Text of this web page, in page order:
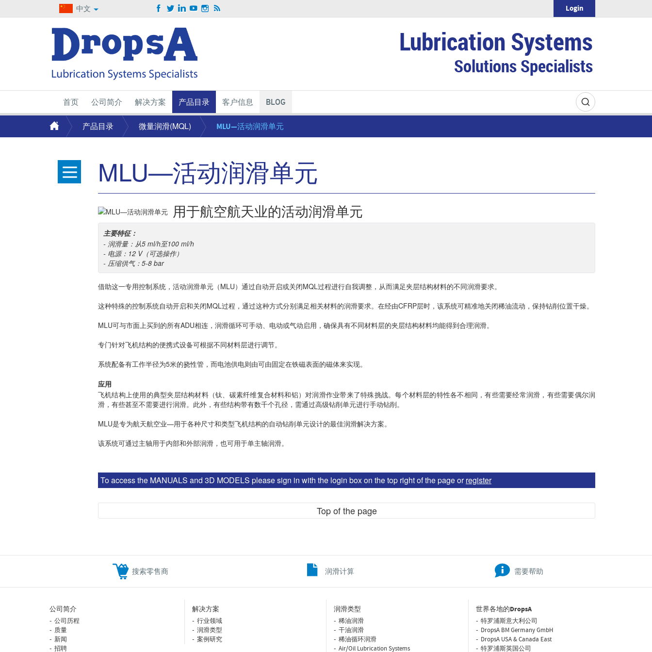
Lubrication Systems
Solutions Specialists
中文 Login
首页 公司简介 解决方案 产品目录 客户信息 BLOG
产品目录 微量润滑(MQL) MLU—活动润滑单元
MLU—活动润滑单元
用于航空航天业的活动润滑单元
主要特征：
- 润滑量：从5 ml/h至100 ml/h
- 电源：12 V（可选操作）
- 压缩供气：5-8 bar
借助这一专用控制系统，活动润滑单元（MLU）通过自动开启或关闭MQL过程进行自我调整，从而满足夹层结构材料的不同润滑要求。
这种特殊的控制系统自动开启和关闭MQL过程，通过这种方式分别满足相关材料的润滑要求。在经由CFRP层时，该系统可精准地关闭稀油流动，保持钻削位置干燥。
MLU可与市面上买到的所有ADU相连，润滑循环可手动、电动或气动启用，确保具有不同材料层的夹层结构材料均能得到合理润滑。
专门针对飞机结构的便携式设备可根据不同材料层进行调节。
系统配备有工作半径为5米的挠性管，而电池供电则由可由固定在铁磁表面的磁体来实现。
应用
飞机结构上使用的典型夹层结构材料（钛、碳素纤维复合材料和铝）对润滑作业带来了特殊挑战。每个材料层的特性各不相同，有些需要经常润滑，有些需要偶尔润
滑，有些甚至不需要进行润滑。此外，有些结构带有数千个孔径，需通过高级钻削单元进行手动钻削。
MLU是专为航天航空业—用于各种尺寸和类型飞机结构的自动钻削单元设计的最佳润滑解决方案。
该系统可通过主轴用于内部和外部润滑，也可用于单主轴润滑。
To access the MANUALS and 3D MODELS please sign in with the login box on the top right of the page orregister
Top of the page
搜索零售商 润滑计算 需要帮助
公司简介
公司历程
质量
新闻
招聘
解决方案
行业领域
润滑类型
案例研究
润滑类型
稀油润滑
干油润滑
稀油循环润滑
Air/Oil Lubrication Systems
世界各地的DropsA
特罗浦斯意大利公司
DropsA BM Germany GmbH
DropsA USA & Canada East
特罗浦斯英国公司